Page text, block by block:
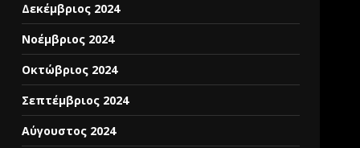
Δεκέμβριος 2024
Νοέμβριος 2024
Οκτώβριος 2024
Σεπτέμβριος 2024
Αύγουστος 2024